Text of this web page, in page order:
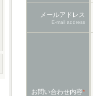
メールアドレス
E-mail address
お問い合わせ内容*